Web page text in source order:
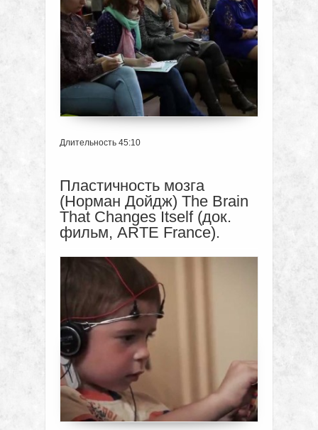
Длительность 45:10
Пластичность мозга
(Норман Дойдж) The Brain
That Changes Itself (док.
фильм, ARTE France).